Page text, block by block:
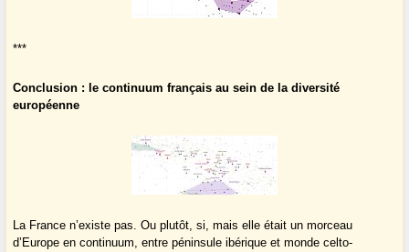
***
Conclusion : le continuum français au sein de la diversité
européenne
La France n’existe pas. Ou plutôt, si, mais elle était un morceau
d’Europe en continuum, entre péninsule ibérique et monde celto-